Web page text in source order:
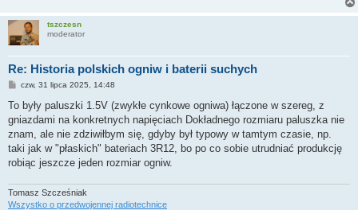
tszczesn
moderator
Re: Historia polskich ogniw i baterii suchych
P
s
czw, 31 lipca 2025, 14:48
To były paluszki 1.5V (zwykłe cynkowe ogniwa) łączone w szereg, z
gniazdami na konkretnych napięciach Dokładnego rozmiaru paluszka nie
znam, ale nie zdziwiłbym się, gdyby był typowy w tamtym czasie, np.
taki jak w "płaskich" bateriach 3R12, bo po co sobie utrudniać produkcję
robiąc jeszcze jeden rozmiar ogniw.
Tomasz Szcześniak
Wszystko o przedwojennej radiotechnice